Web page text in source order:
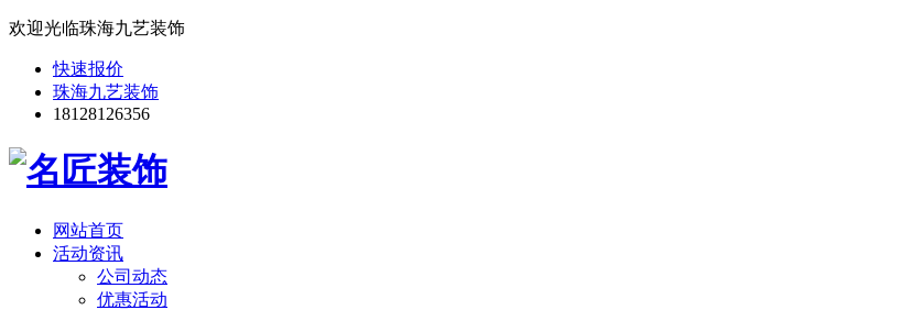
欢迎光临珠海九艺装饰
快速报价
珠海九艺装饰
18128126356
网站首页
活动资讯
公司动态
优惠活动